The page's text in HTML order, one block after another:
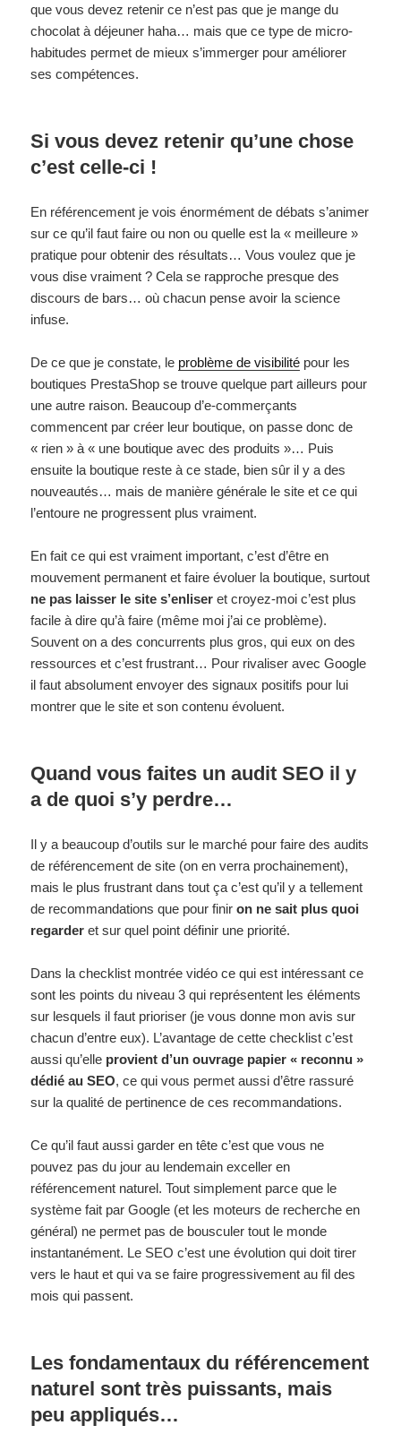
que vous devez retenir ce n’est pas que je mange du
chocolat à déjeuner haha… mais que ce type de micro-
habitudes permet de mieux s’immerger pour améliorer
ses compétences.
Si vous devez retenir qu’une chose
c’est celle-ci !
En référencement je vois énormément de débats s’animer
sur ce qu’il faut faire ou non ou quelle est la « meilleure »
pratique pour obtenir des résultats… Vous voulez que je
vous dise vraiment ? Cela se rapproche presque des
discours de bars… où chacun pense avoir la science
infuse.
De ce que je constate, le problème de visibilité pour les
boutiques PrestaShop se trouve quelque part ailleurs pour
une autre raison. Beaucoup d’e-commerçants
commencent par créer leur boutique, on passe donc de
« rien » à « une boutique avec des produits »… Puis
ensuite la boutique reste à ce stade, bien sûr il y a des
nouveautés… mais de manière générale le site et ce qui
l’entoure ne progressent plus vraiment.
En fait ce qui est vraiment important, c’est d’être en
mouvement permanent et faire évoluer la boutique, surtout
ne pas laisser le site s’enliser et croyez-moi c’est plus
facile à dire qu’à faire (même moi j’ai ce problème).
Souvent on a des concurrents plus gros, qui eux on des
ressources et c’est frustrant… Pour rivaliser avec Google
il faut absolument envoyer des signaux positifs pour lui
montrer que le site et son contenu évoluent.
Quand vous faites un audit SEO il y
a de quoi s’y perdre…
Il y a beaucoup d’outils sur le marché pour faire des audits
de référencement de site (on en verra prochainement),
mais le plus frustrant dans tout ça c’est qu’il y a tellement
de recommandations que pour finiron ne sait plus quoi
regarder et sur quel point définir une priorité.
Dans la checklist montrée vidéo ce qui est intéressant ce
sont les points du niveau 3 qui représentent les éléments
sur lesquels il faut prioriser (je vous donne mon avis sur
chacun d’entre eux). L’avantage de cette checklist c’est
aussi qu’elle provient d’un ouvrage papier « reconnu »
dédié au SEO, ce qui vous permet aussi d’être rassuré
sur la qualité de pertinence de ces recommandations.
Ce qu’il faut aussi garder en tête c’est que vous ne
pouvez pas du jour au lendemain exceller en
référencement naturel. Tout simplement parce que le
système fait par Google (et les moteurs de recherche en
général) ne permet pas de bousculer tout le monde
instantanément. Le SEO c’est une évolution qui doit tirer
vers le haut et qui va se faire progressivement au fil des
mois qui passent.
Les fondamentaux du référencement
naturel sont très puissants, mais
peu appliqués…